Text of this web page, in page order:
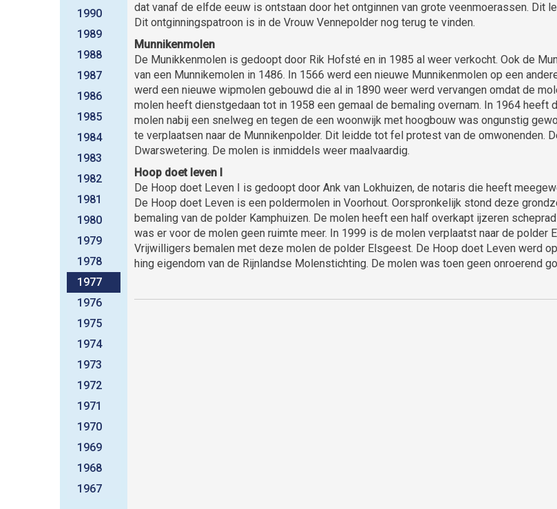
1990
1989
1988
1987
1986
1985
1984
1983
1982
1981
1980
1979
1978
1977
1976
1975
1974
1973
1972
1971
1970
1969
1968
1967
dat vanaf de elfde eeuw is ontstaan door het ontginnen van grote veenmoerassen. Dit
Dit ontginningspatroon is in de Vrouw Vennepolder nog terug te vinden.
Munnikenmolen
De Munikkenmolen is gedoopt door Rik Hofsté en in 1985 al weer verkocht. Ook de
van een Munnikemolen in 1486. In 1566 werd een nieuwe Munnikenmolen op een
werd een nieuwe wipmolen gebouwd die al in 1890 weer werd vervangen omdat de
molen heeft dienstgedaan tot in 1958 een gemaal de bemaling overnam. In 1964
molen nabij een snelweg en tegen de een woonwijk met hoogbouw was ongunstig
te verplaatsen naar de Munnikenpolder. Dit leidde tot fel protest van de omwonenden.
Dwarswetering. De molen is inmiddels weer maalvaardig.
Hoop doet leven I
De Hoop doet Leven I is gedoopt door Ank van Lokhuizen, de notaris die heeft
De Hoop doet Leven is een poldermolen in Voorhout. Oorspronkelijk stond deze
bemaling van de polder Kamphuizen. De molen heeft een half overkapt ijzeren
was er voor de molen geen ruimte meer. In 1999 is de molen verplaatst naar de
Vrijwilligers bemalen met deze molen de polder Elsgeest. De Hoop doet Leven werd
hing eigendom van de Rijnlandse Molenstichting. De molen was toen geen onroerend